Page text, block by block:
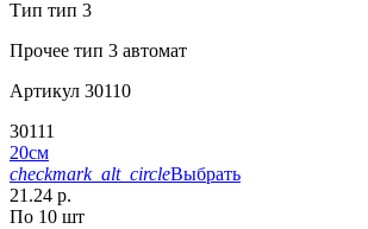
Тип тип 3
Прочее тип 3 автомат
Артикул 30110
30111
20см
checkmark_alt_circleВыбрать
21.24 р.
По 10 шт